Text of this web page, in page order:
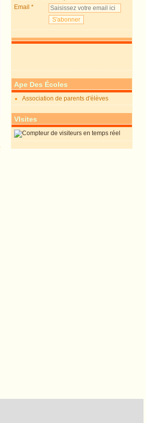
Email
Ape Des Écoles
Association de parents d'élèves
VIsites